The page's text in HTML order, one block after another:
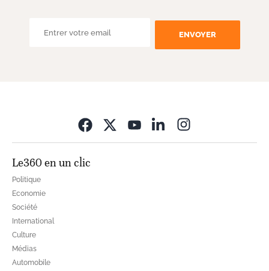
ENVOYER
Le360 en un clic
Politique
Economie
Société
International
Culture
Médias
Automobile